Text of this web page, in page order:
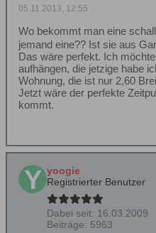
05.11.2013, 12:55
Wo bekommt man eine
jemand eine?? Ist sie aus
Das wäre perfekt. Ich
aufhängen, die jetzige habe
Wohnung, die ist nur 2,60
Jetzt wäre der perfekte
kommt.
yoogie
Registrierter Benutzer
Dabei seit: 16.03.2009
Beiträge: 5963